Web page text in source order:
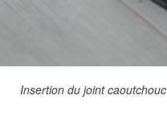
Insertion du joint caoutchouc